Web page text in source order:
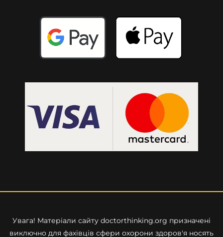
Увага! Матеріали сайту doctorthinking.org призначені
виключно для фахівців сфери охорони здоров'я носять